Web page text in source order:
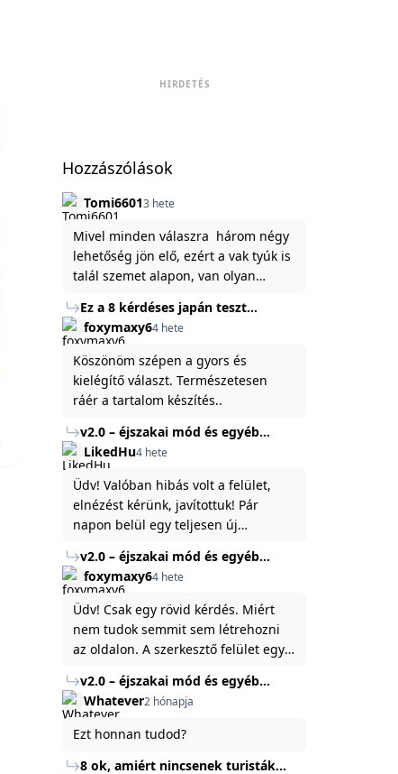
HIRDETÉS
Hozzászólások
Tomi66013 hete
Mivel minden válaszra három négy
lehetőség jön elő, ezért a vak tyúk is
talál szemet alapon, van olyan
Ez a 8 kérdéses japán teszt
hibátlanul feltárja az igazságot
rólad
foxymaxy64 hete
Köszönöm szépen a gyors és
kielégítő választ. Természetesen
ráér a tartalom készítés..
v2.0 – éjszakai mód és egyéb
fejlesztések
LikedHu4 hete
Üdv! Valóban hibás volt a felület,
elnézést kérünk, javítottuk! Pár
napon belül egy teljesen új
weboldal legújabb, 3.0-ás verzióját,
és vélhetően ez zavart be kicsit.Egy
baráti megjegyzés: ha nem fontos
és tud várni néhány napot a
tartalom, amit készíteni
szeretnél, inkább várj néhány napot,
mert ég és föld lesz a különbség a
jelenlegi rendszer és az új között -
legfőképpen egyébként épp
tartalomkészítési szempontból! :)
v2.0 – éjszakai mód és egyéb
fejlesztések
foxymaxy64 hete
Üdv! Csak egy rövid kérdés. Miért
nem tudok semmit sem létrehozni
az oldalon. A szerkesztő felület egy
Köszönöm ha válaszoltok.
v2.0 – éjszakai mód és egyéb
fejlesztések
Whatever2 hónapja
Ezt honnan tudod?
8 ok, amiért nincsenek turisták